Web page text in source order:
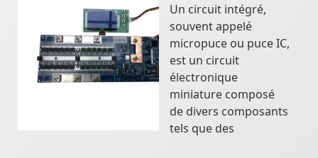
Un circuit intégré,
souvent appelé
micropuce ou puce IC,
est un circuit
électronique
miniature composé
de divers composants
tels que des